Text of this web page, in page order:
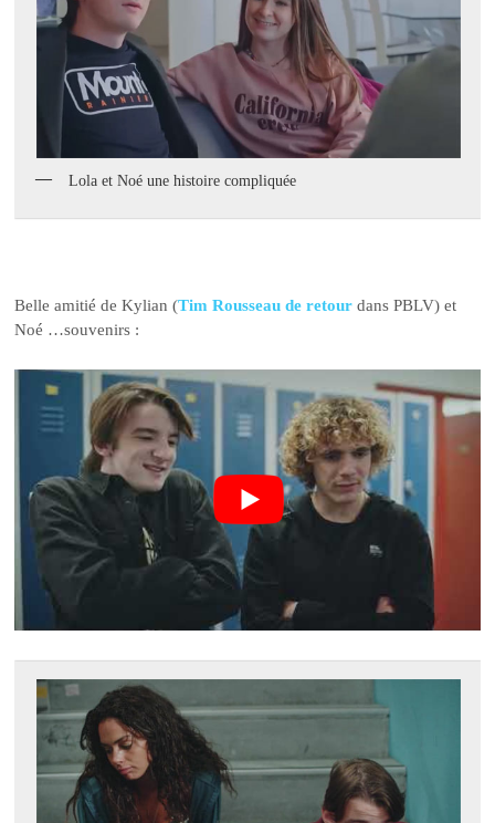
Lola et Noé une histoire compliquée
Belle amitié de Kylian (Tim Rousseau de retour dans PBLV) et
Noé …souvenirs :